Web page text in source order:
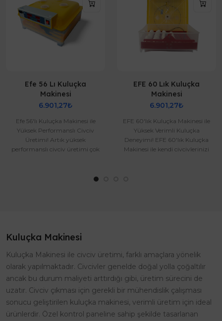
Efe 56 Lı Kuluçka
Makinesi
6.901,27₺
Efe 56'lı Kuluçka Makinesi ile
Yüksek Performanslı Civciv
Üretimi! Artık yüksek
performanslı civciv üretimi çok
EFE 60 Lık Kuluçka
Makinesi
6.901,27₺
EFE 60'lık Kuluçka Makinesi ile
Yüksek Verimli Kuluçka
Deneyimi! EFE 60'lık Kuluçka
Makinesi ile kendi civcivlerinizi
Kuluçka Makinesi
Kuluçka Makinesi ile civciv üretimi, farklı amaçlara yönelik
olarak yapılmaktadır. Civcivler genelde doğal yolla çoğaltılır
ancak bu durum maliyeti arttırdığı gibi, üretim sürecini de
uzatır. Civciv çıkması için gerekli bir mühendislik çalışması
sonucu geliştirilen kuluçka makinesi, verimli üretim için ideal
ürünlerdir. Özel kontrol paneline sahip şekilde tasarlanan